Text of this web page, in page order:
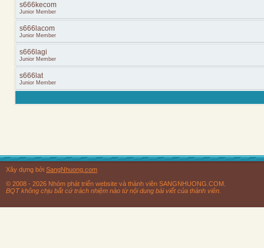
s666kecom
Junior Member
s666lacom
Junior Member
s666lagi
Junior Member
s666lat
Junior Member
Xây dựng bởi SangNhuong.com
© 2008 - 2026 Nhóm phát triển website và thành viên SANGNHUONG.COM.
BQT không chịu bất cứ trách nhiệm nào từ nội dung bài viết của thành viên.